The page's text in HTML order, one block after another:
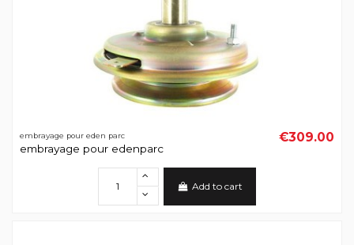
embrayage pour eden parc
embrayage pour edenparc
€309.00
Add to cart